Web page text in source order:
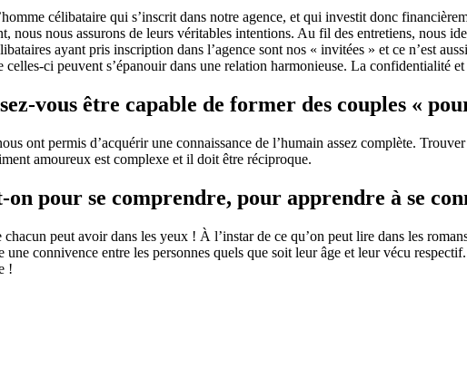
célibataire qui s’inscrit dans notre agence, et qui investit donc
nous nous assurons de leurs véritables intentions. Au fil des entretiens, nous
ayant pris inscription dans l’agence sont nos « invitées » et ce n’est
celles-ci peuvent s’épanouir dans une relation harmonieuse. La confidentialité
vous être capable de former des couples «
ont permis d’acquérir une connaissance de l’humain assez complète.
amoureux est complexe et il doit être réciproque.
pour se comprendre, pour apprendre à se
peut avoir dans les yeux ! À l’instar de ce qu’on peut lire dans les
connivence entre les personnes quels que soit leur âge et leur vécu
!